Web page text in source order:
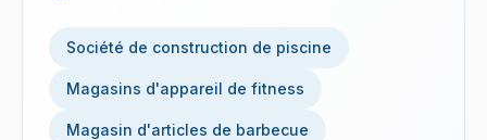
Société de construction de piscine
Magasins d'appareil de fitness
Magasin d'articles de barbecue